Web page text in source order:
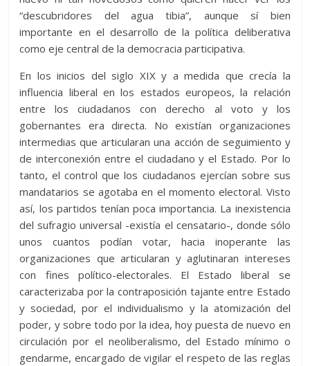
“descubridores del agua tibia”, aunque sí bien
importante en el desarrollo de la política deliberativa
como eje central de la democracia participativa.
En los inicios del siglo XIX y a medida que crecía la
influencia liberal en los estados europeos, la relación
entre los ciudadanos con derecho al voto y los
gobernantes era directa. No existían organizaciones
intermedias que articularan una acción de seguimiento y
de interconexión entre el ciudadano y el Estado. Por lo
tanto, el control que los ciudadanos ejercían sobre sus
mandatarios se agotaba en el momento electoral. Visto
así, los partidos tenían poca importancia. La inexistencia
del sufragio universal -existía el censatario-, donde sólo
unos cuantos podían votar, hacia inoperante las
organizaciones que articularan y aglutinaran intereses
con fines político-electorales. El Estado liberal se
caracterizaba por la contraposición tajante entre Estado
y sociedad, por el individualismo y la atomización del
poder, y sobre todo por la idea, hoy puesta de nuevo en
circulación por el neoliberalismo, del Estado mínimo o
gendarme, encargado de vigilar el respeto de las reglas